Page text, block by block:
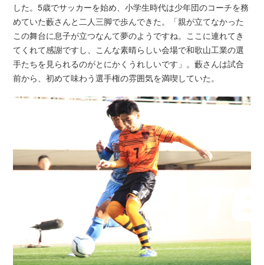
した。5歳でサッカーを始め、小学生時代は少年団のコーチを務
めていた藪さんと二人三脚で歩んできた。「親が立てなかった
この舞台に息子が立つなんて夢のようですね。ここに連れてき
てくれて感謝ですし、こんな素晴らしい会場で和歌山工業の選
手たちを見られるのがとにかくうれしいです」。藪さんは試合
前から、初めて味わう選手権の雰囲気を満喫していた。